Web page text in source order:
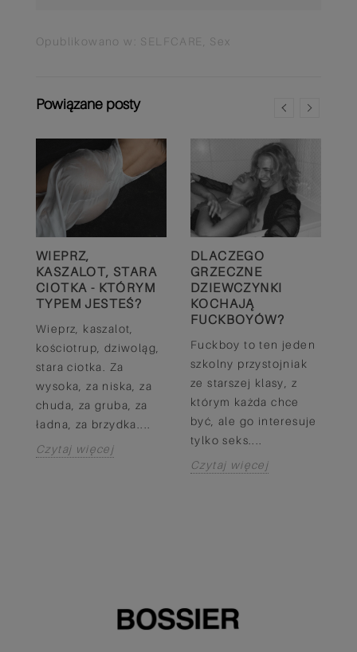
Opublikowano w: SELFCARE Sex
Powiązane posty
WIEPRZ,
KASZALOT, STARA
CIOTKA - KTÓRYM
TYPEM JESTEŚ?
Wieprz, kaszalot,
kościotrup, dziwoląg,
stara ciotka. Za
wysoka, za niska, za
chuda, za gruba, za
ładna, za brzydka....
Czytaj więcej
DLACZEGO
GRZECZNE
DZIEWCZYNKI
KOCHAJĄ
FUCKBOYÓW?
Fuckboy to ten jeden
szkolny przystojniak
ze starszej klasy, z
którym każda chce
być, ale go interesuje
tylko seks....
Czytaj więcej